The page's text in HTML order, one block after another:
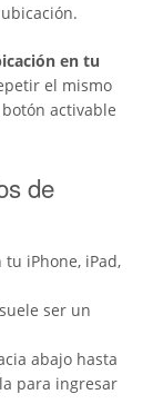
en tu
el mismo
activable
de
iPhone, iPad,
ser un
abajo hasta
para ingresar